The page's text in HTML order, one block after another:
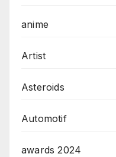
anime
Artist
Asteroids
Automotif
awards 2024